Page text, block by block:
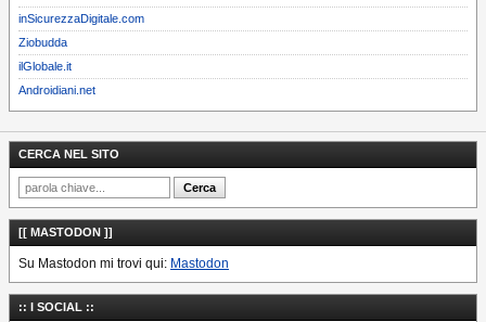
inSicurezzaDigitale.com
Ziobudda
ilGlobale.it
Androidiani.net
CERCA NEL SITO
[[ MASTODON ]]
Su Mastodon mi trovi qui: Mastodon
:: I SOCIAL ::